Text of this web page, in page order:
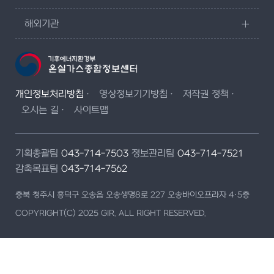
해외기관
개인정보처리방침 영상정보기기방침
저작권 정책
오시는 길
사이트맵
기획총괄팀 043-714-7503 정보관리팀 043-714-7521
감축목표팀 043-714-7562
충북 청주시 흥덕구 오송읍 오송생명8로 227 오송바이오프라자 4·5층
COPYRIGHT(C) 2025 GIR. ALL RIGHT RESERVED.